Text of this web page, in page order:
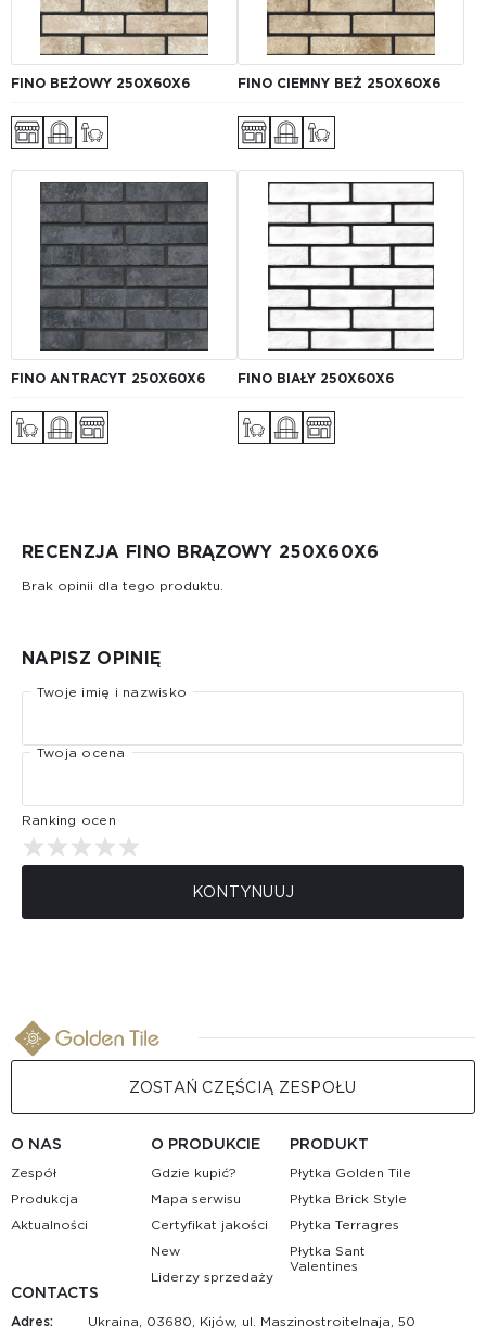
FINO BEŻOWY 250X60X6 FINO CIEMNY BEŻ 250Х60Х6
FINO ANTRACYT 250Х60Х6 FINO BIAŁY 250Х60Х6
RECENZJA FINO BRĄZOWY 250Х60Х6
Brak opinii dla tego produktu.
NAPISZ OPINIĘ
Twoje imię i nazwisko
Twoja ocena
Ranking ocen
KONTYNUUJ
ZOSTAŃ CZĘŚCIĄ ZESPOŁU
O NAS
Zespół
Produkcja
Aktualności
O PRODUKCIE
Gdzie kupić?
Mapa serwisu
Certyfikat jakości
New
Liderzy sprzedaży
PRODUKT
Płytka Golden Tile
Płytka Brick Style
Płytka Terragres
Płytka Sant
Valentines
CONTACTS
Adres: Ukraina, 03680, Kijów, ul. Maszinostroitelnaja, 50